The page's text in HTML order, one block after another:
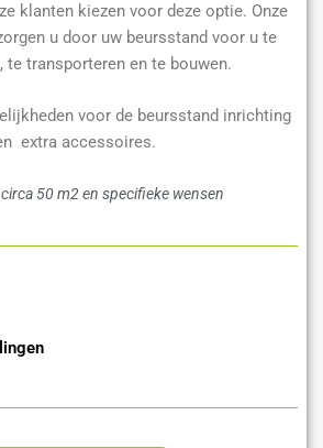
klanten kiezen voor deze optie. Onze
u door uw beursstand voor u te
te transporteren en te bouwen.
voor de beursstand inrichting
extra accessoires.
50 m2 en specifieke wensen